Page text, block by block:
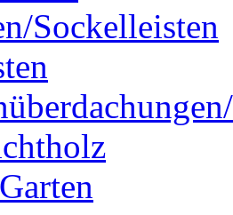
Sockelleisten